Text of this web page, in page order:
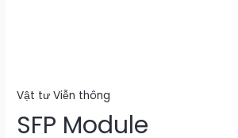
Vật tư Viễn thông
SFP Module